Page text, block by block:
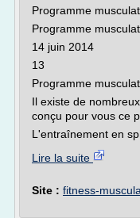
Programme
Programme
14 juin 2014
13
Programme
Il existe de
conçu pour vous ce
L'entraînement en
Lire la suite
Site : fitness-